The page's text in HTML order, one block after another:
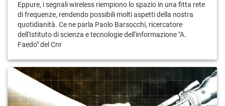
Eppure, i segnali wireless riempiono lo spazio in una fitta rete
di frequenze, rendendo possibili molti aspetti della nostra
quotidianità. Ce ne parla Paolo Barsocchi, ricercatore
dell'Istituto di scienza e tecnologie dell'informazione "A.
Faedo" del Cnr